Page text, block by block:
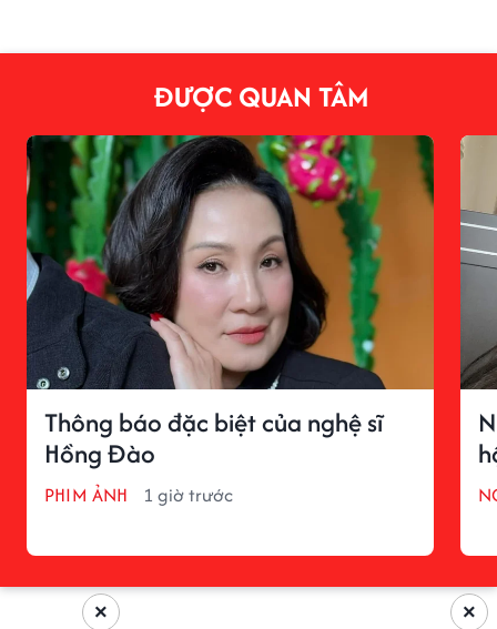
ĐƯỢC QUAN TÂM
Thông báo đặc biệt của nghệ sĩ
Hồng Đào
PHIM ẢNH 1 giờ trước
×
×